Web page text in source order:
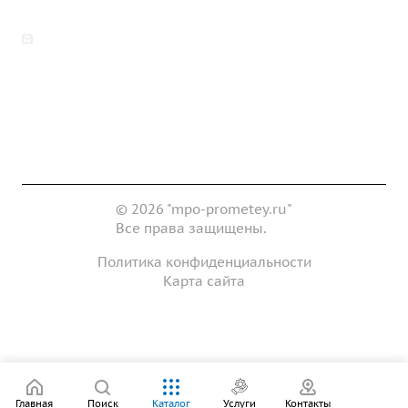
© 2026 "mpo-prometey.ru"
Все права защищены.
Политика конфиденциальности
Карта сайта
Главная Поиск Каталог Услуги Контакты